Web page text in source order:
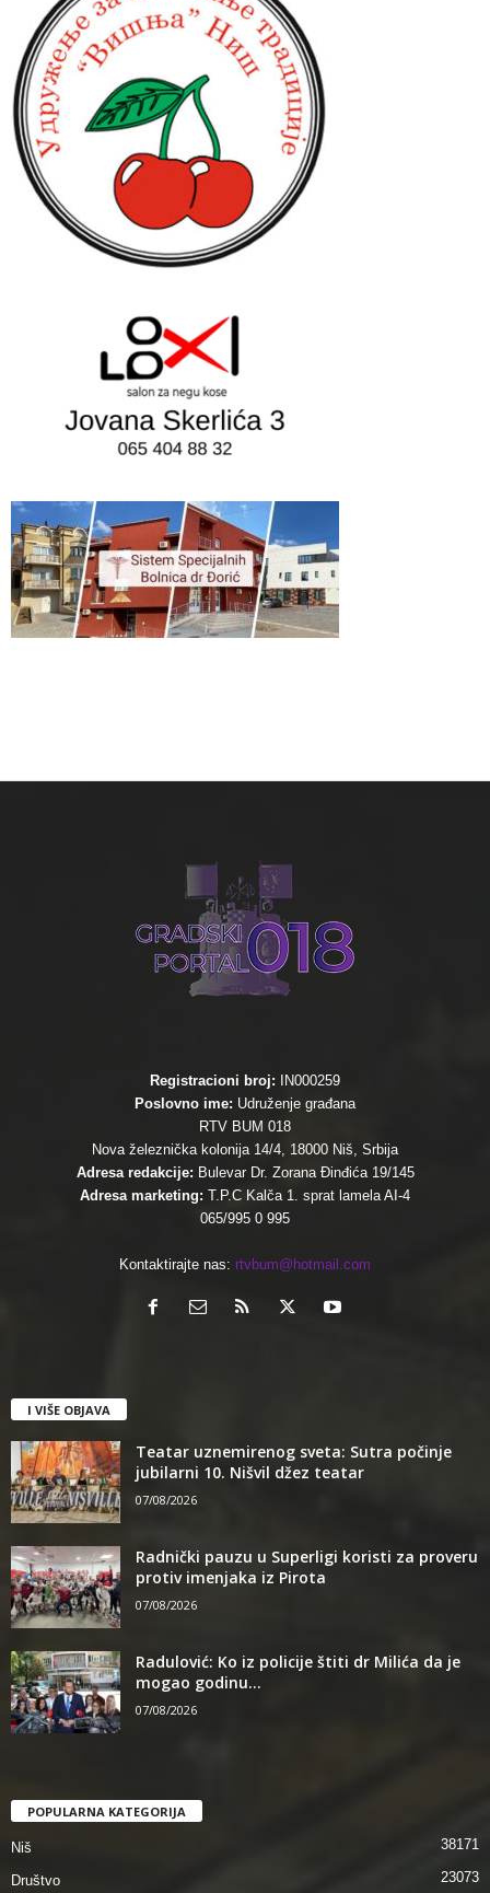
Registracioni broj:
IN000259
Poslovno ime: Udruženje građana
RTV BUM 018
Nova železnička kolonija 14/4, 18000 Niš, Srbija
Adresa redakcije: Bulevar Dr. Zorana Đinđića 19/145
Adresa marketing: T.P.C Kalča 1. sprat lamela AI-4
065/995 0 995
Kontaktirajte nas: rtvbum@hotmail.com
I VIŠE OBJAVA
Teatar uznemirenog sveta: Sutra počinje
jubilarni 10. Nišvil džez teatar
07/08/2026
Radnički pauzu u Superligi koristi za proveru
protiv imenjaka iz Pirota
07/08/2026
Radulović: Ko iz policije štiti dr Milića da je
mogao godinu...
07/08/2026
POPULARNA KATEGORIJA
Niš 38171
Društvo 23073